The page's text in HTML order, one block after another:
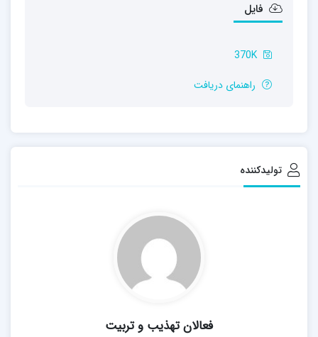
فایل
370K
راهنمای دریافت
تولیدکننده
فعالان تهذیب و تربیت